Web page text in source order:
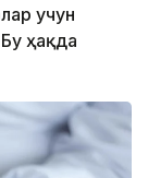
учун
ҳақда